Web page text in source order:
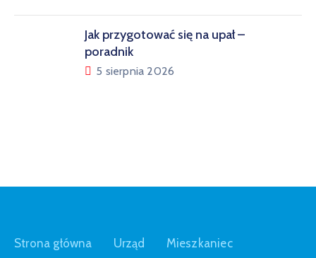
Jak przygotować się na upał –
poradnik
5 sierpnia 2026
Strona główna Urząd Mieszkaniec